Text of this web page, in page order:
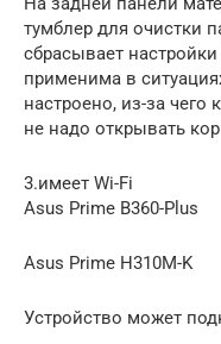
тумблер для очистки
сбрасывает
применима в
настроено, из-за чего
не надо открывать
3.имеет Wi-Fi
Asus Prime B360-Plus
Asus Prime H310M-K
Устройство может